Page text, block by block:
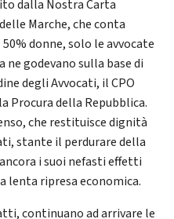
dalla Nostra Carta
Marche, che conta
donne, solo le avvocate
godevano sulla base di
degli Avvocati, il CPO
Procura della Repubblica.
che restituisce dignità
stante il perdurare della
i suoi nefasti effetti
lenta ripresa economica.
continuano ad arrivare le